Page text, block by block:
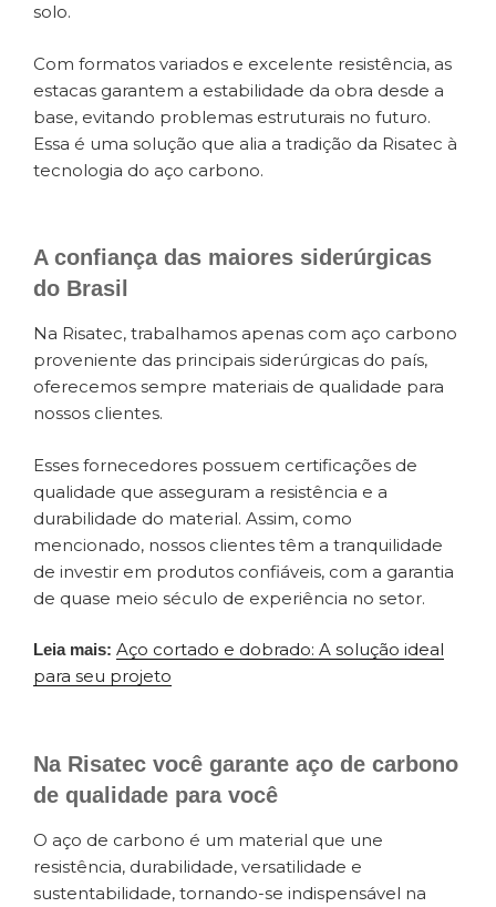
solo.
Com formatos variados e excelente resistência, as
estacas garantem a estabilidade da obra desde a
base, evitando problemas estruturais no futuro.
Essa é uma solução que alia a tradição da Risatec à
tecnologia do aço carbono.
A confiança das maiores siderúrgicas
do Brasil
Na Risatec, trabalhamos apenas com aço carbono
proveniente das principais siderúrgicas do país,
oferecemos sempre materiais de qualidade para
nossos clientes.
Esses fornecedores possuem certificações de
qualidade que asseguram a resistência e a
durabilidade do material. Assim, como
mencionado, nossos clientes têm a tranquilidade
de investir em produtos confiáveis, com a garantia
de quase meio século de experiência no setor.
Leia mais: Aço cortado e dobrado: A solução ideal
para seu projeto
Na Risatec você garante aço de carbono
de qualidade para você
O aço de carbono é um material que une
resistência, durabilidade, versatilidade e
sustentabilidade, tornando-se indispensável na